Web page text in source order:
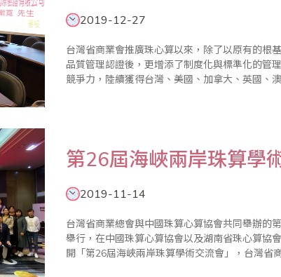
2019-12-27
台灣省商業會推廣珠心算以來，除了以原有的根
品質管理認證後，更增添了制度化與標準化的管
競爭力，陸續獲得台灣、美國、加拿大、英國、
第26屆海峽兩岸珠算學
2019-11-14
台灣省商業總會與中國珠算心算協會共同舉辦的
舉行，在中國珠算心算協會以及湖南省珠心算協
開「第26屆海峽兩岸珠算學術交流會」，台灣省